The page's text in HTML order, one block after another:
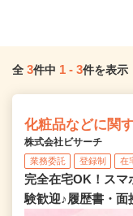
全 3件中 1 - 3件を表示
化粧品などに関
株式会社ビサーチ
業務委託 登録制 在
完全在宅OK！スマ
験歓迎♪履歴書・面